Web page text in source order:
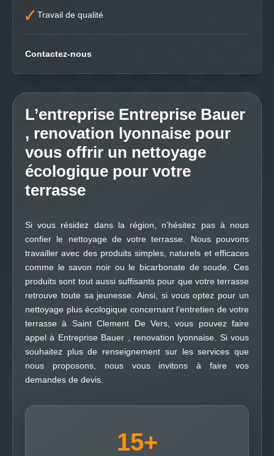
Travail de qualité
Contactez-nous
L’entreprise Entreprise Bauer
, renovation lyonnaise pour
vous offrir un nettoyage
écologique pour votre
terrasse
Si vous résidez dans la région, n’hésitez pas à nous
confier le nettoyage de votre terrasse. Nous pouvons
travailler avec des produits simples, naturels et efficaces
comme le savon noir ou le bicarbonate de soude. Ces
produits sont tout aussi suffisants pour que votre terrasse
retrouve toute sa jeunesse. Ainsi, si vous optez pour un
nettoyage plus écologique concernant l’entretien de votre
terrasse à Saint Clement De Vers, vous pouvez faire
appel à Entreprise Bauer , renovation lyonnaise. Si vous
souhaitez plus de renseignement sur les services que
nous proposons, nous vous invitons à faire vos
demandes de devis.
15+